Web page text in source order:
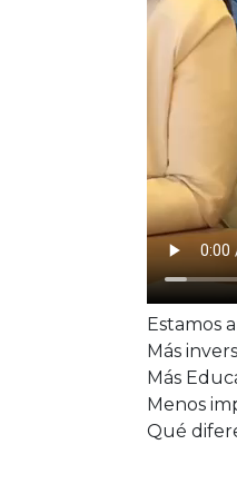
Estamos
Más
Más
Menos
Qué